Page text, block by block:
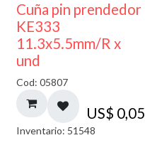
Cuña pin prendedor
KE333
11.3x5.5mm/R x
und
Cod: 05807
US$ 0,05
Inventario: 51548